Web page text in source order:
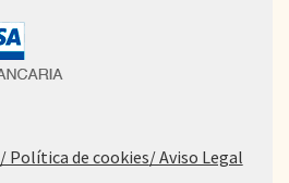
/ Política de cookies/ Aviso Legal